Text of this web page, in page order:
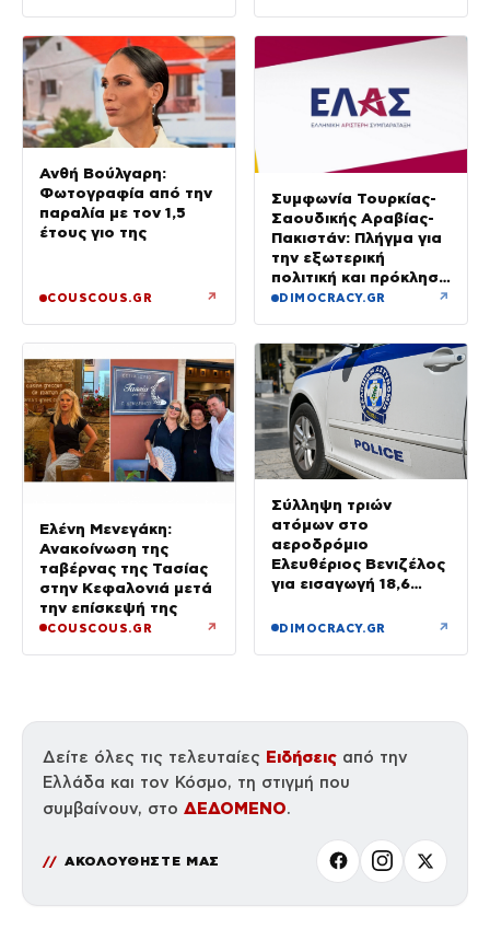
Ανθή Βούλγαρη:
Φωτογραφία από την
παραλία με τον 1,5
έτους γιο της
COUSCOUS.GR ↗
Συμφωνία Τουρκίας-
Σαουδικής Αραβίας-
Πακιστάν: Πλήγμα για
την εξωτερική
πολιτική και πρόκληση
για την Αθήνα, λέει η
DIMOCRACY.GR ↗
Ελένη Μενεγάκη:
Ανακοίνωση της
ταβέρνας της Τασίας
στην Κεφαλονιά μετά
την επίσκεψή της
COUSCOUS.GR ↗
Σύλληψη τριών
ατόμων στο
αεροδρόμιο
Ελευθέριος Βενιζέλος
για εισαγωγή 18,6
κάνναβης σε
DIMOCRACY.GR ↗
Δείτε όλες τις τελευταίες Ειδήσεις από την
Ελλάδα και τον Κόσμο, τη στιγμή που
συμβαίνουν, στο ΔΕΔΟΜΕΝΟ.
ΑΚΟΛΟΥΘΗΣΤΕ ΜΑΣ